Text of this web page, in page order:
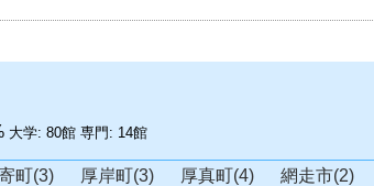
大学: 80館 専門: 14館
町(3) 厚岸町(3) 厚真町(4) 網走市(2)